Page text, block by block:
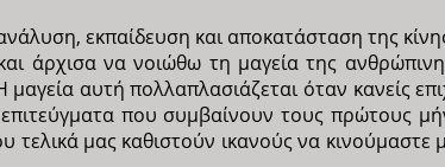
εκπαίδευση και αποκατάσταση της
άρχισα να νοιώθω τη μαγεία της
αυτή πολλαπλασιάζεται όταν κανείς
που συμβαίνουν τους πρώτους
μας καθιστούν ικανούς να